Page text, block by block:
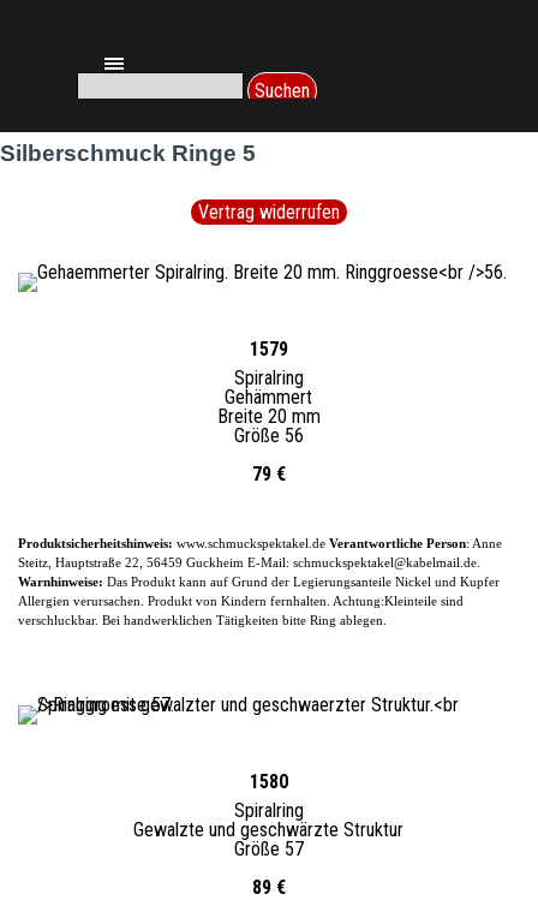
Menü überspringen
Suchen
Silberschmuck Ringe 5
Vertrag widerrufen
1579
Spiralring
Gehämmert
Breite 20 mm
Größe 56
79 €
Produktsicherheitshinweis: www.schmuckspektakel.de Verantwortliche Person: Anne
Steitz, Hauptstraße 22, 56459 Guckheim E-Mail: schmuckspektakel@kabelmail.de.
Warnhinweise: Das Produkt kann auf Grund der Legierungsanteile Nickel und Kupfer
Allergien verursachen. Produkt von Kindern fernhalten. Achtung:Kleinteile sind
verschluckbar. Bei handwerklichen Tätigkeiten bitte Ring ablegen.
1580
Spiralring
Gewalzte und geschwärzte Struktur
Größe 57
89 €